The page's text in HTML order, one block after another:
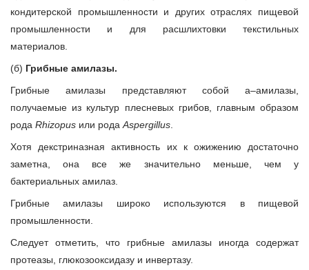
кондитерской промышленности и других отраслях пищевой
промышленности и для расшлихтовки текстильных
материалов.
(б) Грибные амилазы.
Грибные амилазы представляют собой a–амилазы,
получаемые из культур плесневых грибов, главным образом
рода Rhizopus или рода Aspergillus
Хотя декстриназная активность их к ожижению достаточно
заметна, она все же значительно меньше, чем у
бактериальных амилаз.
Грибные амилазы широко используются в пищевой
промышленности.
Следует отметить, что грибные амилазы иногда содержат
протеазы, глюкозооксидазу и инвертазу.